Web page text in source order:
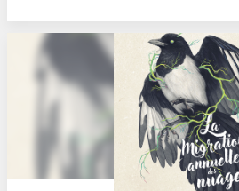
construire...